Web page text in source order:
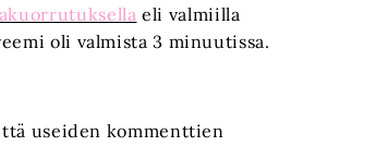
eli valmiilla
oli valmista 3 minuutissa.
useiden kommenttien